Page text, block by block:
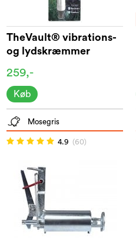
TheVault® vibrations-
og lydskræmmer
259,-
Køb
Mosegris
4.9 (60)